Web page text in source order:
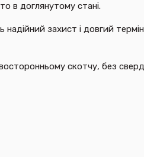
в доглянутому стані.
надійний захист і довгий
скотчу, без